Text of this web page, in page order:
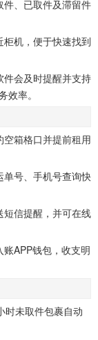
件、已取件及滞留件
柜机，便于快速找到
件会及时提醒并支持
效率。
空箱格口并提前租用
单号、手机号查询快
短信提醒，并可在线
账APP钱包，收支明
时未取件包裹自动